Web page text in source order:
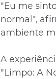
"Eu me
normal",
ambiente
A
"Limpo: A